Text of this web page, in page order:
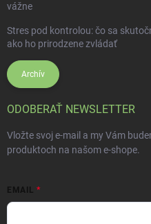
vážne
Stres pod kontrolou: čo sa
ako ho prirodzene zvládať
Archív
ODOBERAŤ NEWSLETTER
Vložte svoj e-mail a my Vám
produktoch na našom e-shope.
EMAIL